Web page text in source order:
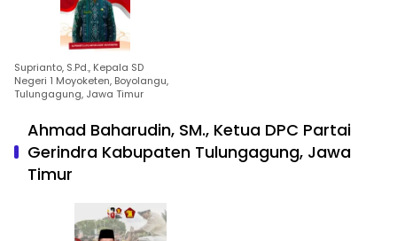
Suprianto, S.Pd., Kepala SD
Negeri 1 Moyoketen, Boyolangu,
Tulungagung, Jawa Timur
Ahmad Baharudin, SM., Ketua DPC Partai
Gerindra Kabupaten Tulungagung, Jawa
Timur